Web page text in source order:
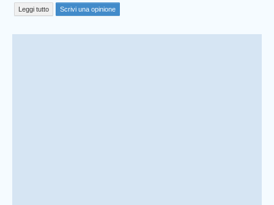
Leggi tutto Scrivi una opinione